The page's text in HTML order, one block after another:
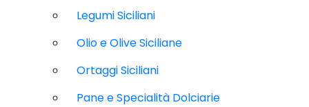
Legumi Siciliani
Olio e Olive Siciliane
Ortaggi Siciliani
Pane e Specialità Dolciarie